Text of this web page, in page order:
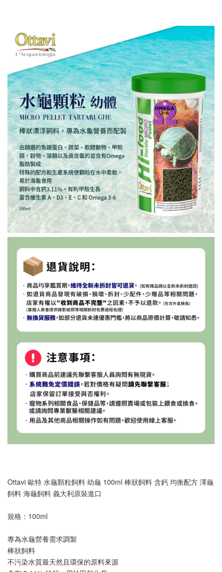
Ottavi 歐特 水龜顆粒飼料 幼龜 100ml 棒狀飼料 含鈣 均衡配方 澤龜
飼料 海龜飼料 義大利原裝進口
規格：100ml
專為水龜營養需求調製
棒狀飼料
不污染水質最天然且環保的原料來源